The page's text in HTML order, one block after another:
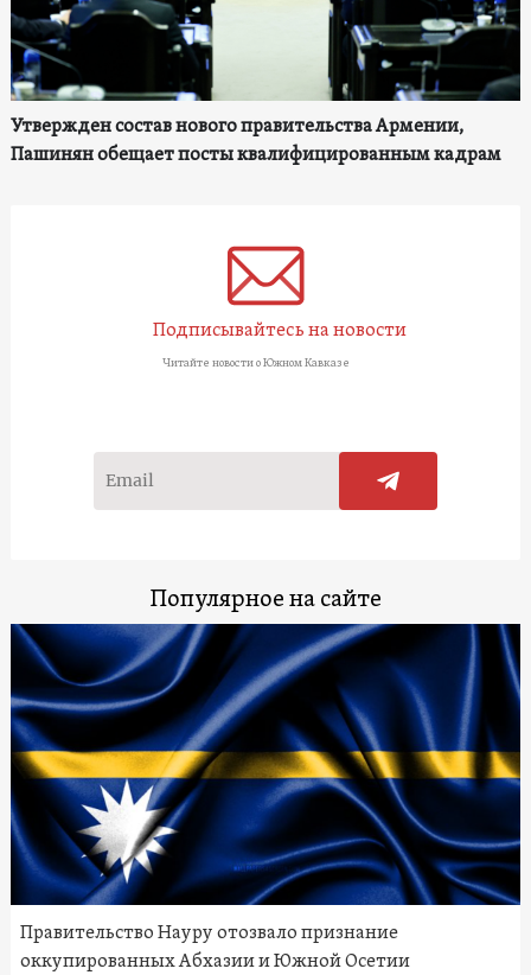
Утвержден состав нового правительства Армении,
Пашинян обещает посты квалифицированным кадрам
Подписывайтесь на новости
Читайте новости о Южном Кавказе
Популярное на сайте
Правительство Науру отозвало признание
оккупированных Абхазии и Южной Осетии